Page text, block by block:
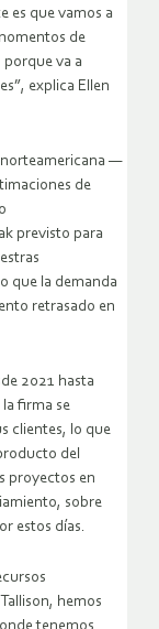
es que vamos a
de
va a
explica Ellen
norteamericana —
de
previsto para
que la demanda
retrasado en
2021 hasta
firma se
clientes, lo que
del
proyectos en
sobre
estos días.
hemos